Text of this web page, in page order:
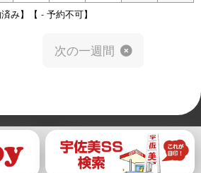
み】【 - 予約不可】
次の一週間